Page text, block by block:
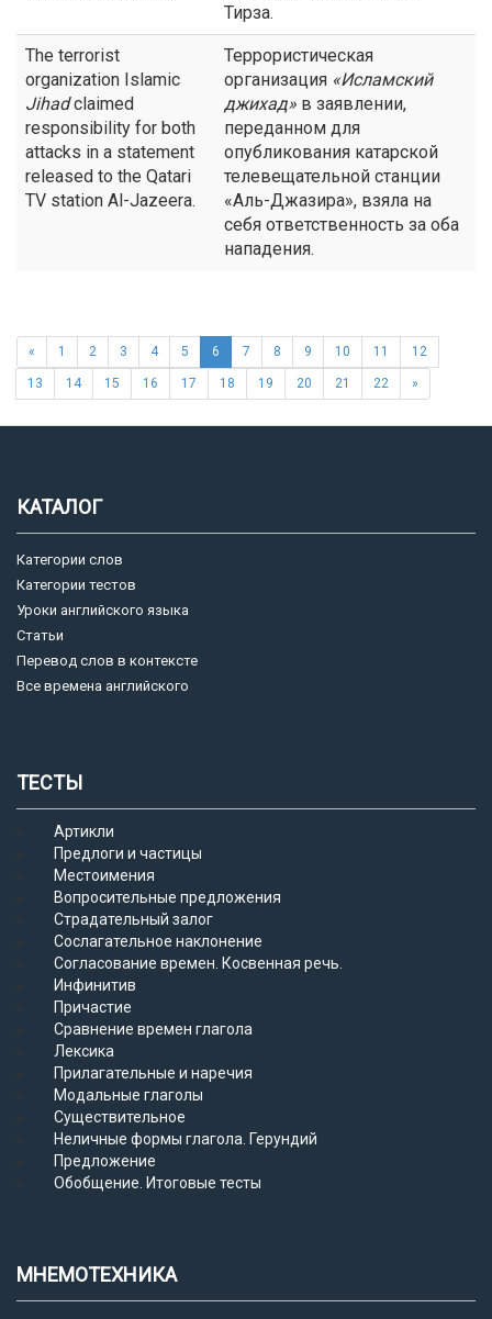
Тирза.
The terrorist
organization Islamic
Jihadclaimed
responsibility for both
attacks in a statement
released to the Qatari
TV station Al-Jazeera.
Террористическая
организация «Исламский
джихад» в заявлении,
переданном для
опубликования катарской
телевещательной станции
«Аль-Джазира», взяла на
себя ответственность за оба
нападения.
« 1 2 3 4 5 6 7 8 9 10 11 12
13 14 15 16 17 18 19 20 21 22 »
КАТАЛОГ
Категории слов
Категории тестов
Уроки английского языка
Статьи
Перевод слов в контексте
Все времена английского
ТЕСТЫ
Артикли
Предлоги и частицы
Местоимения
Вопросительные предложения
Страдательный залог
Сослагательное наклонение
Согласование времен. Косвенная речь.
Инфинитив
Причастие
Сравнение времен глагола
Лексика
Прилагательные и наречия
Модальные глаголы
Существительное
Неличные формы глагола. Герундий
Предложение
Обобщение. Итоговые тесты
МНЕМОТЕХНИКА